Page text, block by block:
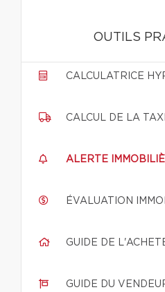
OUTILS
CALCULATRICE
CALCUL DE LA
ALERTE
ÉVALUATION
GUIDE DE
GUIDE DU